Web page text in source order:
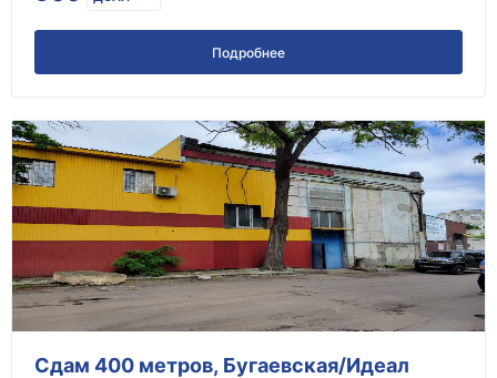
Подробнее
Сдам 400 метров, Бугаевская/Идеал